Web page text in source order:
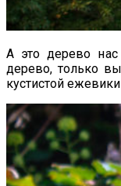
А это дерево нас
дерево, только
кустистой